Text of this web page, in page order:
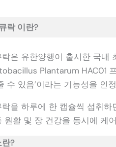
락 이란?
락은 유한양행이 출시한 국내
Plantarum HAC01
수 있음’이라는 기능성을 인
락을 하루에 한 캡슐씩 섭취
원활 및 장 건강을 동시에 케
란?